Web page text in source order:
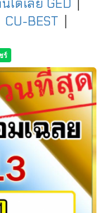
ได้เลย GED
CU-BEST